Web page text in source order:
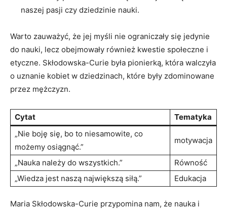
naszej pasji ‌czy dziedzinie nauki.
Warto zauważyć, że jej myśli ​nie​ ograniczały się jedynie
do nauki, lecz obejmowały również kwestie społeczne i
etyczne. ⁣Skłodowska-Curie była pionierką, która walczyła
o uznanie kobiet w dziedzinach, które były⁤ zdominowane
przez​ mężczyzn.
Cytat
Tematyka
„Nie boję​ się, bo‌ to niesamowite, co
możemy osiągnąć.”
motywacja
„Nauka należy ‍do wszystkich.”
Równość
„Wiedza ⁤jest naszą największą siłą.”
Edukacja
Maria Skłodowska-Curie przypomina nam, że ‍nauka ⁢i